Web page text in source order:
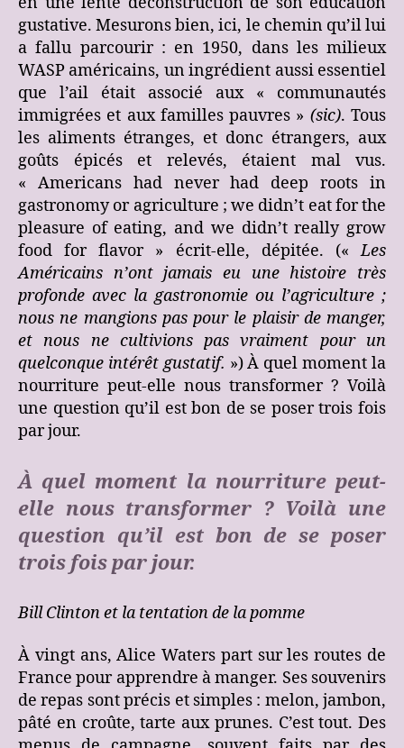
gustative. Mesurons bien, ici, le chemin qu’il lui
a fallu parcourir : en 1950, dans les milieux
WASP américains, un ingrédient aussi essentiel
que l’ail était associé aux « communautés
immigrées et aux familles pauvres » (sic). Tous
les aliments étranges, et donc étrangers, aux
goûts épicés et relevés, étaient mal vus.
« Americans had never had deep roots in
gastronomy or agriculture ; we didn’t eat for the
pleasure of eating, and we didn’t really grow
food for flavor » écrit-elle, dépitée. («Les
Américains n’ont jamais eu une histoire très
profonde avec la gastronomie ou l’agriculture ;
nous ne mangions pas pour le plaisir de manger,
et nous ne cultivions pas vraiment pour un
quelconque intérêt gustatif. ») À quel moment la
nourriture peut-elle nous transformer ? Voilà
une question qu’il est bon de se poser trois fois
par jour.
À quel moment la nourriture peut-
elle nous transformer ? Voilà une
question qu’il est bon de se poser
trois fois par jour.
Bill Clinton et la tentation de la pomme
À vingt ans, Alice Waters part sur les routes de
France pour apprendre à manger. Ses souvenirs
de repas sont précis et simples : melon, jambon,
pâté en croûte, tarte aux prunes. C’est tout. Des